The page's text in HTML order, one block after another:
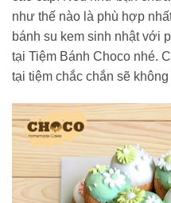
như thế nào là phù hợp
bánh su kem sinh nhật với
tại Tiệm Bánh Choco nhé.
tại tiệm chắc chắn sẽ